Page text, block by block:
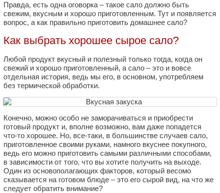
Правда, есть одна оговорка – такое сало должно быть
свежим, вкусным и хорошо приготовленным. Тут и появляется
вопрос, а как правильно приготовить домашнее сало?
Как выбрать хорошее сырое сало?
Любой продукт вкусный и полезный только тогда, когда он
свежий и хорошо приготовленный, а сало – это и вовсе
отдельная история, ведь мы его, в основном, употребляем
без термической обработки.
Конечно, можно особо не заморачиваться и приобрести
готовый продукт и, вполне возможно, вам даже попадется
что-то хорошее. Но, все-таки, в большинстве случаев сало,
приготовленное своими руками, намного вкуснее покупного,
ведь его можно приготовить самыми различными способами,
в зависимости от того, что вы хотите получить на выходе.
Один из основополагающих факторов, который весомо
сказывается на готовом блюде – это его сырой вид, на что же
следует обратить внимание?